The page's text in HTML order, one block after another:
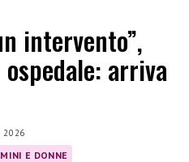
intervento”,
arriva
2026
E DONNE